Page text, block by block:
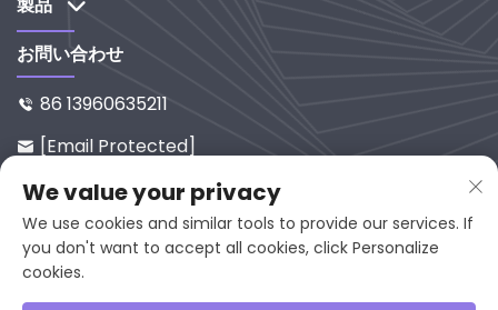
製品
お問い合わせ
 86 13960635211
 [email Protected]

中国福建省延平区西溪路65-9番地
邮编353001
We value your privacy
We use cookies and similar tools to provide our services. If
you don't want to accept all cookies, click Personalize
cookies.